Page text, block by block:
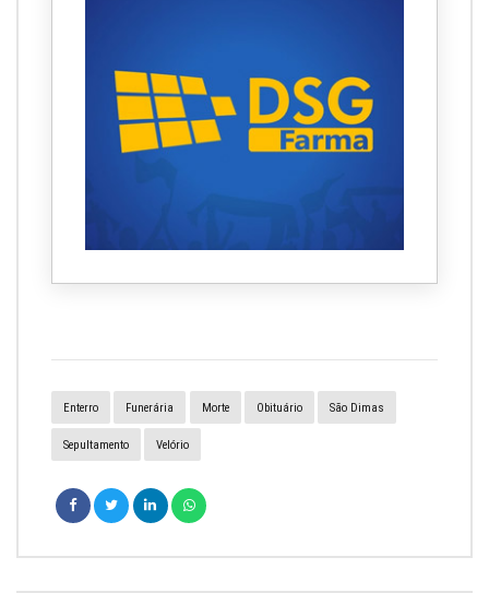
Enterro Funerária Morte Obituário São Dimas
Sepultamento Velório